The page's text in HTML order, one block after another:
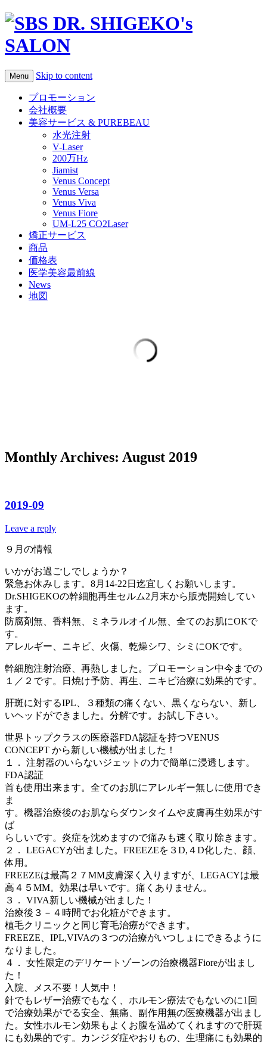
Menu Skip to content
プロモーション
会社概要
美容サービス & PUREBEAU
水光注射
V-Laser
200万Hz
Jiamist
Venus Concept
Venus Versa
Venus Viva
Venus Fiore
UM-L25 CO2Laser
矯正サービス
商品
価格表
医学美容最前線
News
地図
Monthly Archives: August 2019
2019-09
Leave a reply
９月の情報
いかがお過ごしでしょうか？
緊急お休みします。8月14‐22日迄宜しくお願いします。
Dr.SHIGEKOの幹細胞再生セルム2月末から販売開始してい
ます。
防腐剤無、香料無、ミネラルオイル無、全てのお肌にOKで
す。
アレルギー、ニキビ、火傷、乾燥シワ、シミにOKです。
幹細胞注射治療、再熱しました。プロモーション中今までの
１／２です。日焼け予防、再生、ニキビ治療に効果的です。
肝斑に対するIPL、３種類の痛くない、黒くならない、新し
いヘッドができました。分解です。お試し下さい。
世界トップクラスの医療器FDA認証を持つVENUS
CONCEPT から新しい機械が出ました！
１． 注射器のいらないジェットの力で簡単に浸透します。
FDA認証
首も使用出来ます。全てのお肌にアレルギー無しに使用でき
ま
す。機器治療後のお肌ならダウンタイムや皮膚再生効果がす
ば
らしいです。炎症を沈めますので痛みも速く取り除きます。
２． LEGACYが出ました。FREEZEを３D,４D化した、顔、
体用。
FREEZEは最高２７MM皮膚深く入りますが、LEGACYは最
高４５MM。効果は早いです。痛くありません。
３． VIVA新しい機械が出ました！
治療後３－４時間でお化粧ができます。
植毛クリニックと同じ育毛治療ができます。
FREEZE、IPL,VIVAの３つの治療がいつしょにできるように
なりました。
４． 女性限定のデリケートゾーンの治療機器Fioreが出まし
た！
入院、メス不要！人気中！
針でもレザー治療でもなく、ホルモン療法でもないのに1回
で治療効果がでる安全、無痛、副作用無の医療機器が出まし
た。女性ホルモン効果もよくお腹を温めてくれますので肝斑
にも効果的です。カンジダ症やおりもの、生理痛にも効果的